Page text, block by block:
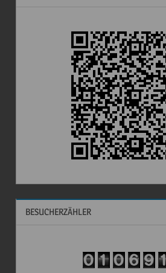
BESUCHERZÄHLER